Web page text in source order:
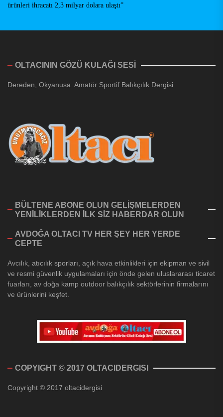
ürünleri ihracatı 2,3 milyar dolara ulaştı”
OLTACININ GÖZÜ KULAĞI SESİ
Dereden, Okyanusa Amatör Sportif Balıkçılık Dergisi
BÜLTENE ABONE OLUN GELİŞMELERDEN
YENİLİKLERDEN İLK SİZ HABERDAR OLUN
AVDOĞA OLTACI TV HER ŞEY HER YERDE
CEPTE
Avcılık, atıcılık sporları, açık hava etkinlikleri için ekipman ve sivil
ve resmi güvenlik uygulamaları için önde gelen uluslararası ticaret
fuarları, av doğa kamp outdoor balıkçılık sektörlerinin firmalarını
ve ürünlerini keşfet.
COPYIGHT © 2017 OLTACIDERGISI
Copyright © 2017 oltacidergisi